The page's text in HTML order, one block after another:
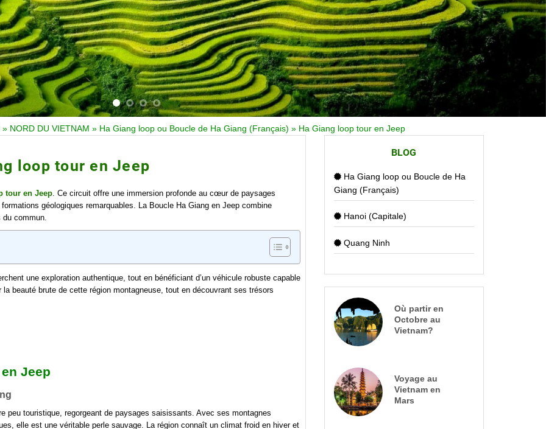
» NORD DU VIETNAM » Ha Giang loop ou Boucle de Ha Giang (Français) » Ha Giang loop tour en Jeep
loop tour en Jeep
tour en Jeep. Ce circuit offre une immersion profonde au cœur de paysages
géologiques remarquables. La Boucle Ha Giang en Jeep combine
du commun.
une exploration authentique, tout en bénéficiant d’un véhicule robuste capable
beauté brute de cette région montagneuse, tout en découvrant ses trésors
Jeep
peu touristique, regorgeant de paysages saisissants. Avec ses montagnes
elle est une véritable perle sauvage. La région connaît un climat froid en hiver et
BLOG
Ha Giang loop ou Boucle de Ha
Giang (Français)
Hanoi (Capitale)
Quang Ninh
Où partir en
Octobre au
Vietnam?
Voyage au
Vietnam en
Mars